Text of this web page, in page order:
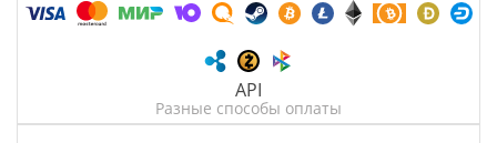
API
Разные способы оплаты